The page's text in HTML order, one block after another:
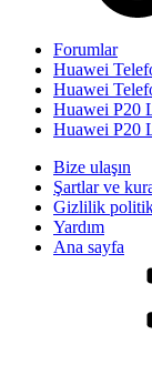
Forumlar
Huawei
Huawei
Huawei P20
Huawei P20
Bize ulaşın
Şartlar ve
Gizlilik
Yardım
Ana sayfa